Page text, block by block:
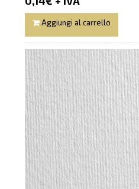
Aggiungi al carrello